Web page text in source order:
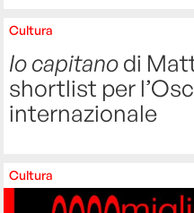
Cultura
Io capitanodi
shortlist per
internazionale
Cultura